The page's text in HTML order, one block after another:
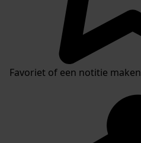
Favoriet of een notitie maken